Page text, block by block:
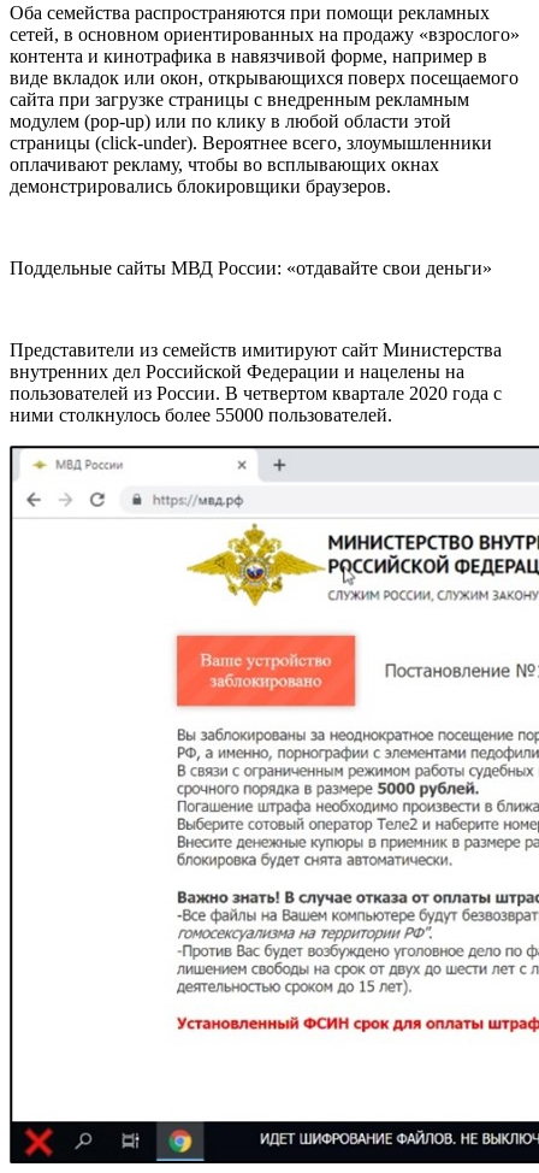
Оба семейства распространяются при помощи рекламных
сетей, в основном ориентированных на продажу «взрослого»
контента и кинотрафика в навязчивой форме, например в
виде вкладок или окон, открывающихся поверх посещаемого
сайта при загрузке страницы с внедренным рекламным
модулем (pop-up) или по клику в любой области этой
страницы (click-under). Вероятнее всего, злоумышленники
оплачивают рекламу, чтобы во всплывающих окнах
демонстрировались блокировщики браузеров.
Поддельные сайты МВД России: «отдавайте свои деньги»
Представители из семейств имитируют сайт Министерства
внутренних дел Российской Федерации и нацелены на
пользователей из России. В четвертом квартале 2020 года с
ними столкнулось более 55000 пользователей.